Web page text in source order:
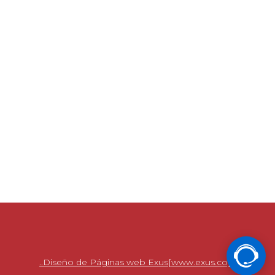
..Diseño de Páginas web Exus[www.exus.co]